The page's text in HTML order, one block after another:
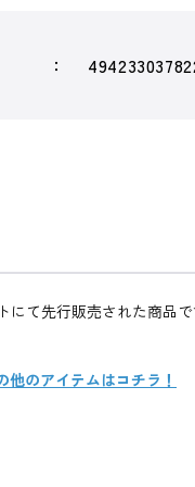
て先行販売された商品で
他のアイテムはコチラ！